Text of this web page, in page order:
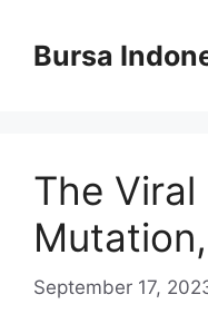
Bursa
The
September 17,